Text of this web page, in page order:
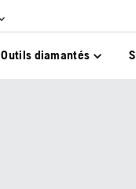
Outils diamantés